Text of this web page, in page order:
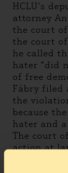
HCLU’s
attorney
the court
the court of
he called
hater “did
of free
Fábry filed
the
because
hater and
The court
action at
that the